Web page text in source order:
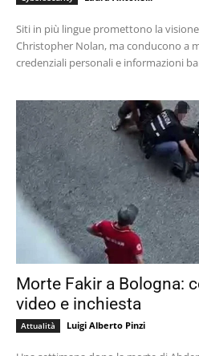
Siti in più lingue promettono la
Christopher Nolan, ma conducono a
Morte Fakir a Bologna:
video e inchiesta
Attualità Luigi Alberto Pinzi